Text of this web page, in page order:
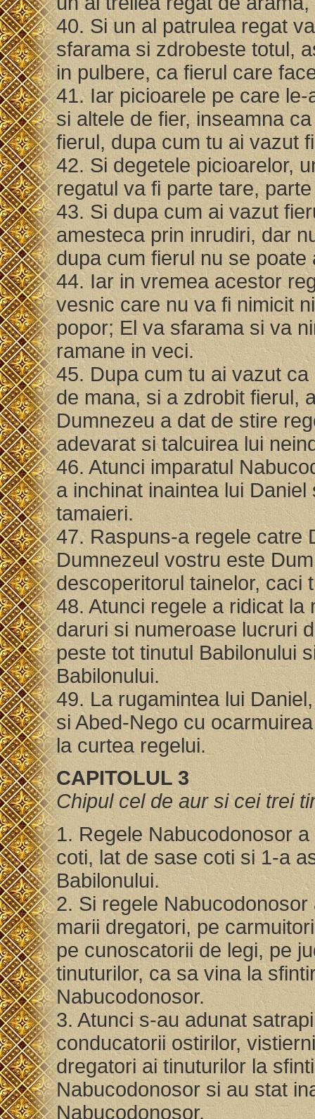
40. Si un al patrulea regat
sfarama si zdrobeste totul,
in pulbere, ca fierul care
41. Iar picioarele pe care
si altele de fier, inseamna
fierul, dupa cum tu ai vazut
42. Si degetele picioarelor,
regatul va fi parte tare,
43. Si dupa cum ai vazut
amesteca prin inrudiri, dar
dupa cum fierul nu se
44. Iar in vremea acestor
vesnic care nu va fi nimicit
popor; El va sfarama si va
ramane in veci.
45. Dupa cum tu ai vazut
de mana, si a zdrobit fierul,
Dumnezeu a dat de stire
adevarat si talcuirea lui
46. Atunci imparatul
a inchinat inaintea lui
tamaieri.
47. Raspuns-a regele catre
Dumnezeul vostru este
descoperitorul tainelor,
48. Atunci regele a ridicat
daruri si numeroase lucruri
peste tot tinutul Babilonului
Babilonului.
49. La rugamintea lui
si Abed-Nego cu
la curtea regelui.
CAPITOLUL 3
Chipul cel de aur si cei trei
1. Regele Nabucodonosor
coti, lat de sase coti si 1-a
Babilonului.
2. Si regele
marii dregatori, pe
pe cunoscatorii de legi, pe
tinuturilor, ca sa vina la
Nabucodonosor.
3. Atunci s-au adunat
conducatorii ostirilor,
dregatori ai tinuturilor la
Nabucodonosor si au stat
Nabucodonosor.